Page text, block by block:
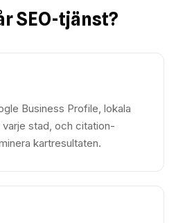
SEO-tjänst?
Business Profile, lokala
stad, och citation-
kartresultaten.